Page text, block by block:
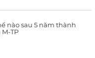
nào sau 5 năm thành
TP